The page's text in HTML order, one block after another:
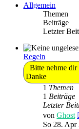
Allgemein
Themen
Beiträge
Letzter
Regeln
Bitte nehme dir
Danke
1 Themen
1 Beiträge
Letzter
von Ghost
So 28. Apr